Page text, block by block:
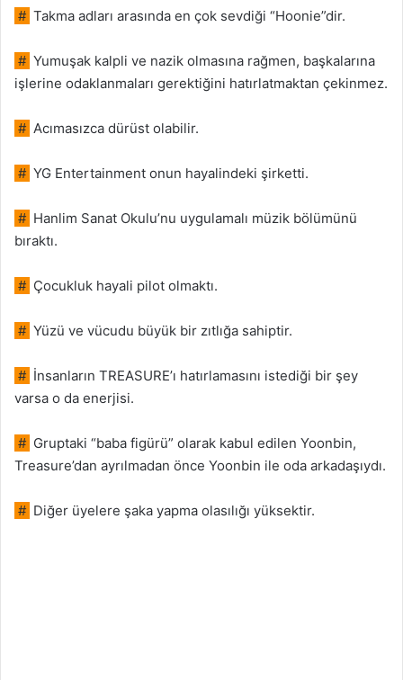
# Takma adları arasında en çok sevdiği “Hoonie”dir.
# Yumuşak kalpli ve nazik olmasına rağmen, başkalarına
işlerine odaklanmaları gerektiğini hatırlatmaktan çekinmez.
# Acımasızca dürüst olabilir.
# YG Entertainment onun hayalindeki şirketti.
# Hanlim Sanat Okulu’nu uygulamalı müzik bölümünü
bıraktı.
# Çocukluk hayali pilot olmaktı.
# Yüzü ve vücudu büyük bir zıtlığa sahiptir.
# İnsanların TREASURE’ı hatırlamasını istediği bir şey
varsa o da enerjisi.
# Gruptaki “baba figürü” olarak kabul edilen Yoonbin,
Treasure’dan ayrılmadan önce Yoonbin ile oda arkadaşıydı.
# Diğer üyelere şaka yapma olasılığı yüksektir.